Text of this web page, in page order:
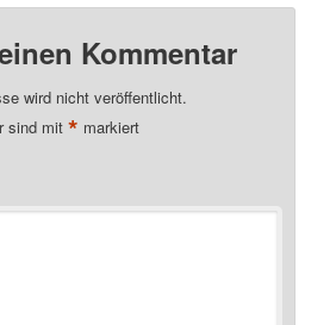
Kommentar
wird nicht veröffentlicht.
sind mit* markiert